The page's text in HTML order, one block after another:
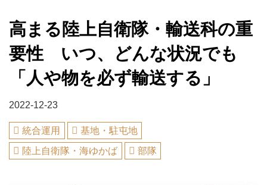
高まる陸上自衛隊・輸送科の重
要性 いつ、どんな状況でも
「人や物を必ず輸送する」
2022-12-23
統合運用
基地・駐屯地
陸上自衛隊・海ゆかば
部隊